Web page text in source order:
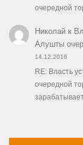
очередной
Николайк
Алушты
14.12.2016
RE: Власть
очередной